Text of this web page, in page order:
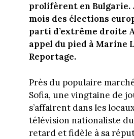
prolifèrent en Bulgarie.
mois des élections
parti d’extrême droite
appel du pied à Marine
Reportage.
Près du populaire
Sofia, une vingtaine de
s’affairent dans les
télévision nationaliste
retard et fidèle à sa